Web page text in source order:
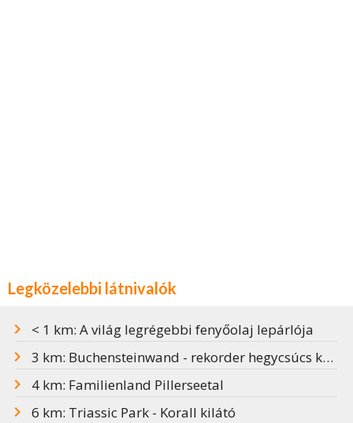
Legközelebbi látnivalók
< 1 km: A világ legrégebbi fenyőolaj lepárlója
3 km: Buchensteinwand - rekorder hegycsúcs kereszttel
4 km: Familienland Pillerseetal
6 km: Triassic Park - Korall kilátó